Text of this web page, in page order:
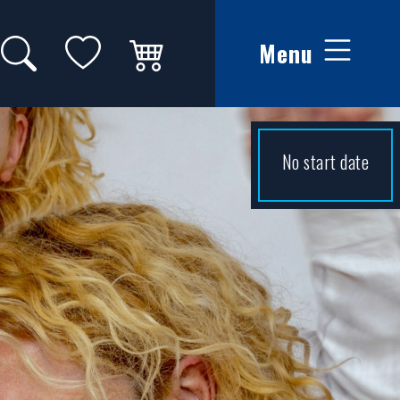
Zoeken op website
Mijn favorieten
Winkelwagen Menu
No start date